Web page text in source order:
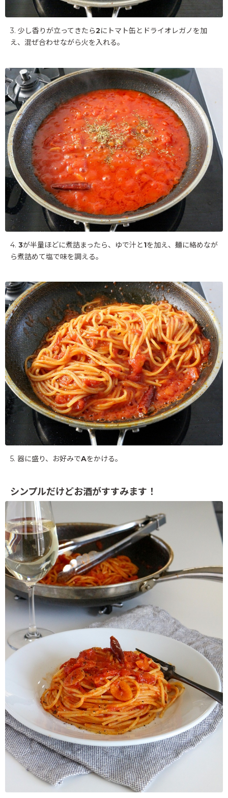
3. 少し香りが立ってきたら2にトマト缶とドライオレガノを加
え、混ぜ合わせながら火を入れる。
4. 3が半量ほどに煮詰まったら、ゆで汁と1を加え、麺に絡めなが
ら煮詰めて塩で味を調える。
5. 器に盛り、お好みでAをかける。
シンプルだけどお酒がすすみます！